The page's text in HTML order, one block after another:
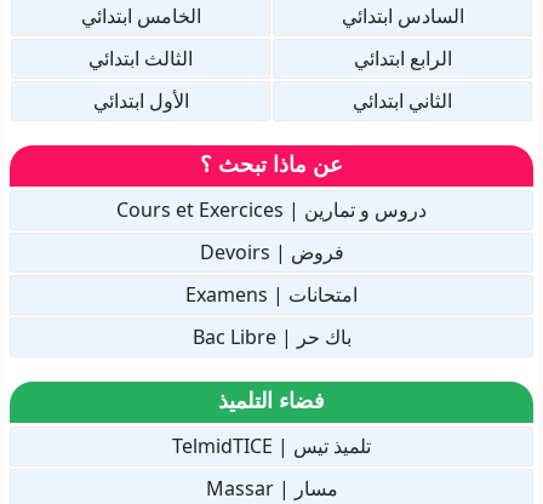
السادس ابتدائي
الخامس ابتدائي
الرابع ابتدائي
الثالث ابتدائي
الثاني ابتدائي
الأول ابتدائي
عن ماذا تبحث ؟
دروس و تمارين | Cours et Exercices
فروض | Devoirs
امتحانات | Examens
باك حر | Bac Libre
فضاء التلميذ
تلميذ تيس | TelmidTICE
مسار | Massar